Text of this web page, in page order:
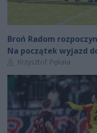
Broń Radom
Na początek wyjazd
Autor artykułu:
Krzysztof Pękała